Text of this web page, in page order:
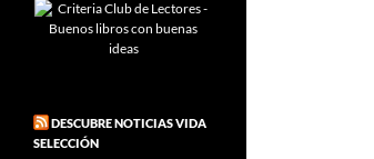
DESCUBRE NOTICIAS VIDA
SELECCIÓN